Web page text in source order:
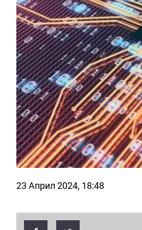
23 Април 2024, 18:48